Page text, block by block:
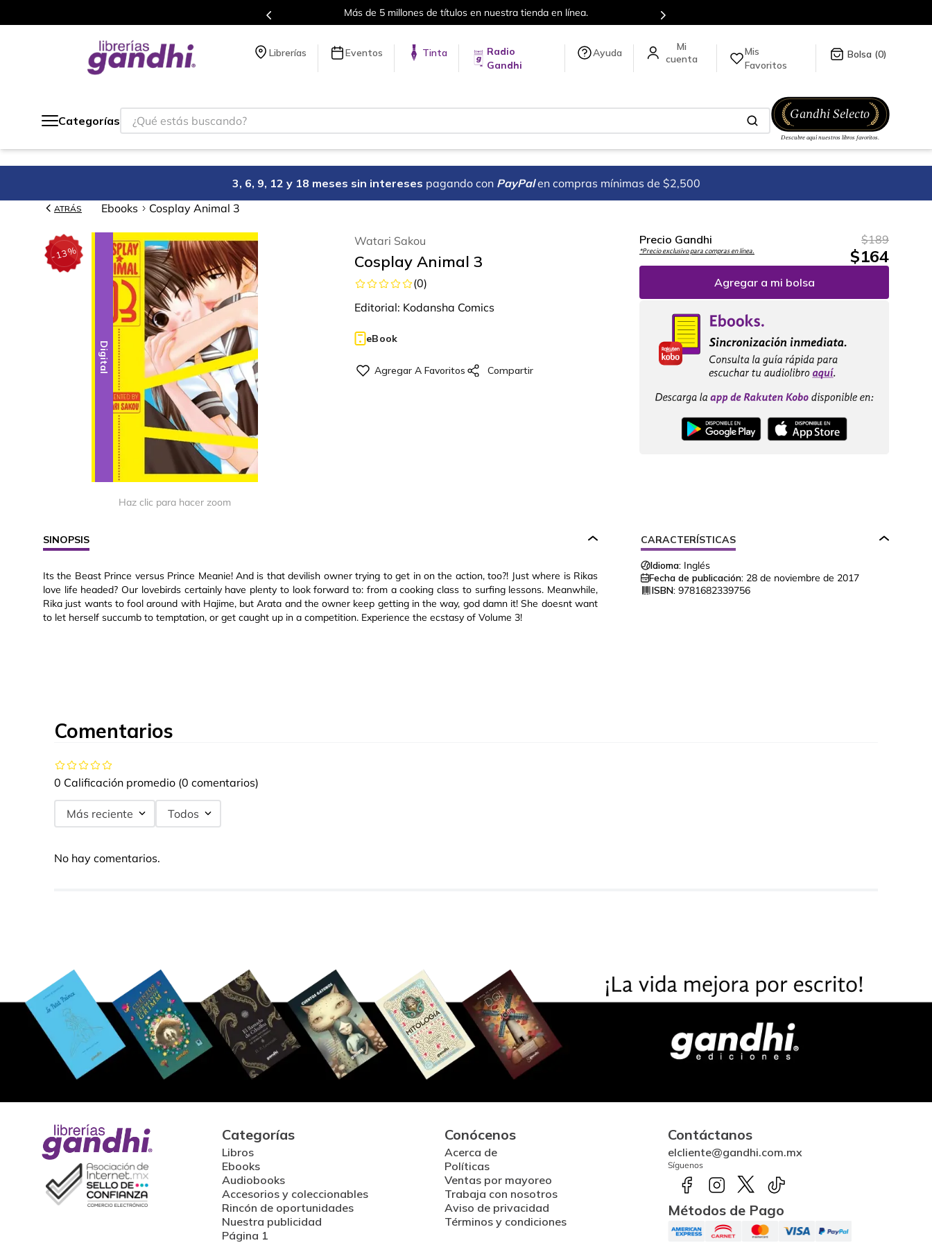
Más de 5 millones de títulos en nuestra tienda en línea.
Librerías Eventos Tinta
Radio
Gandhi
Ayuda
Mis
Favoritos
0
Categorías
¿Qué estás buscando?
3, 6, 9, 12 y 18 meses sin intereses pagando con PayPal en compras mínimas de $2,500
ATRÁS Ebooks Cosplay Animal 3
-13%
Digital
Haz clic para hacer zoom
Watari Sakou
Cosplay Animal 3
(0)
Editorial: Kodansha Comics
eBook
Precio Gandhi
*Precio exclusivo para compras en línea.
$189
$164
Agregar a mi bolsa
SINOPSIS
Its the Beast Prince versus Prince Meanie! And is that devilish owner trying to get in on the action, too?! Just where is Rikas
love life headed? Our lovebirds certainly have plenty to look forward to: from a cooking class to surfing lessons. Meanwhile,
Rika just wants to fool around with Hajime, but Arata and the owner keep getting in the way, god damn it! She doesnt want
to let herself succumb to temptation, or get caught up in a competition. Experience the ecstasy of Volume 3!
CARACTERÍSTICAS
Idioma: Inglés
Fecha de publicación: 28 de noviembre de 2017
ISBN: 9781682339756
Comentarios
0 Calificación promedio (0 comentarios)
Más reciente Todos
No hay comentarios.
Categorías
Libros
Ebooks
Audiobooks
Accesorios y coleccionables
Rincón de oportunidades
Nuestra publicidad
Página 1
Conócenos
Acerca de
Políticas
Ventas por mayoreo
Trabaja con nosotros
Aviso de privacidad
Términos y condiciones
Contáctanos
elcliente@gandhi.com.mx
Síguenos
Métodos de Pago